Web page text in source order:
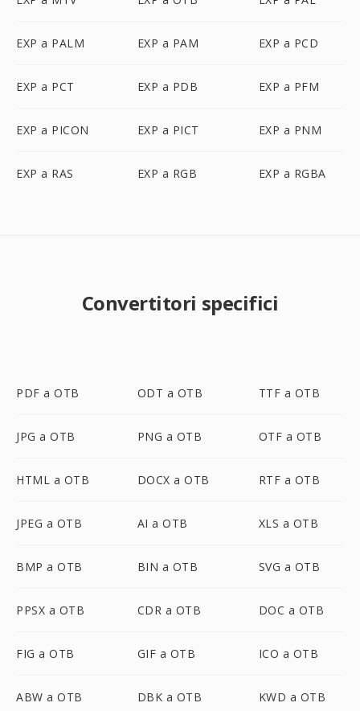
EXP a PALM EXP a PAM EXP a PCD
EXP a PCT EXP a PDB EXP a PFM
EXP a PICON EXP a PICT EXP a PNM
EXP a RAS EXP a RGB EXP a RGBA
Convertitori specifici
PDF a OTB ODT a OTB TTF a OTB
JPG a OTB PNG a OTB OTF a OTB
HTML a OTB DOCX a OTB RTF a OTB
JPEG a OTB AI a OTB XLS a OTB
BMP a OTB BIN a OTB SVG a OTB
PPSX a OTB CDR a OTB DOC a OTB
FIG a OTB GIF a OTB ICO a OTB
ABW a OTB DBK a OTB KWD a OTB